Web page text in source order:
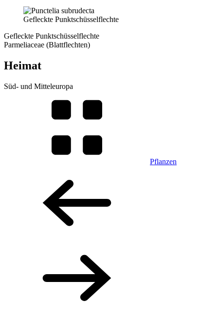
Gefleckte Punktschüsselflechte
Gefleckte Punktschüsselflechte
Parmeliaceae (Blattflechten)
Heimat
Süd- und Mitteleuropa
Pflanzen